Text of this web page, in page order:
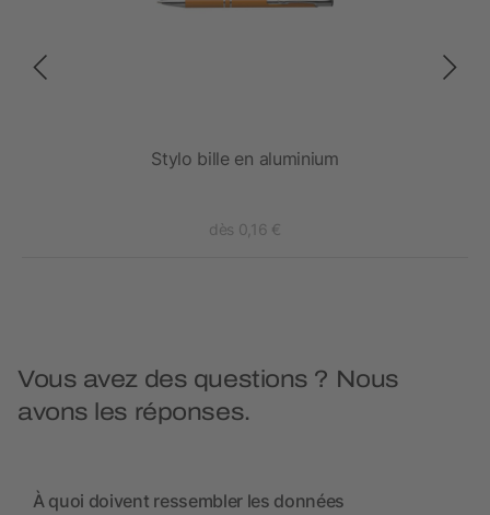
Stylo bille en aluminium
dès 0,16 €
Vous avez des questions ? Nous
avons les réponses.
À quoi doivent ressembler les données